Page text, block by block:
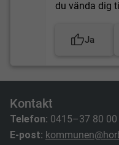
du vända dig
Ja
Kontakt
Telefon: 0415–37 80 00
E-post: